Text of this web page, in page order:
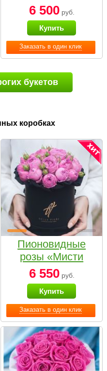
Заказать в один клик
6 500руб.
Купить
букетов
коробках
Заказать в один клик
Пионовидные
розы «Мисти
бабблс» в
черной коробке
Small
6 550руб.
Купить